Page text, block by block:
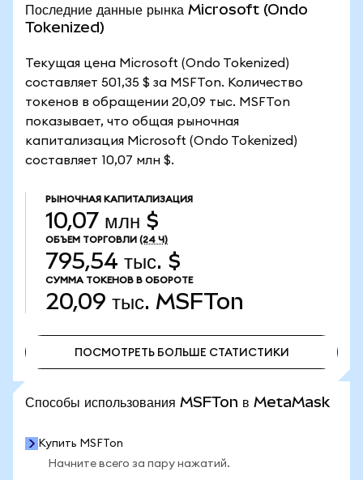
Последние данные рынка Microsoft (Ondo
Tokenized)
Текущая цена Microsoft (Ondo Tokenized)
составляет 501,35 $ за MSFTon. Количество
токенов в обращении 20,09 тыс. MSFTon
показывает, что общая рыночная
капитализация Microsoft (Ondo Tokenized)
составляет 10,07 млн $.
РЫНОЧНАЯ КАПИТАЛИЗАЦИЯ
10,07 млн $
ОБЪЕМ ТОРГОВЛИ (24 Ч)
795,54 тыс. $
СУММА ТОКЕНОВ В ОБОРОТЕ
20,09 тыс. MSFTon
ПОСМОТРЕТЬ БОЛЬШЕ СТАТИСТИКИ
Способы использования MSFTon в MetaMask
Купить MSFTon
Начните всего за пару нажатий.